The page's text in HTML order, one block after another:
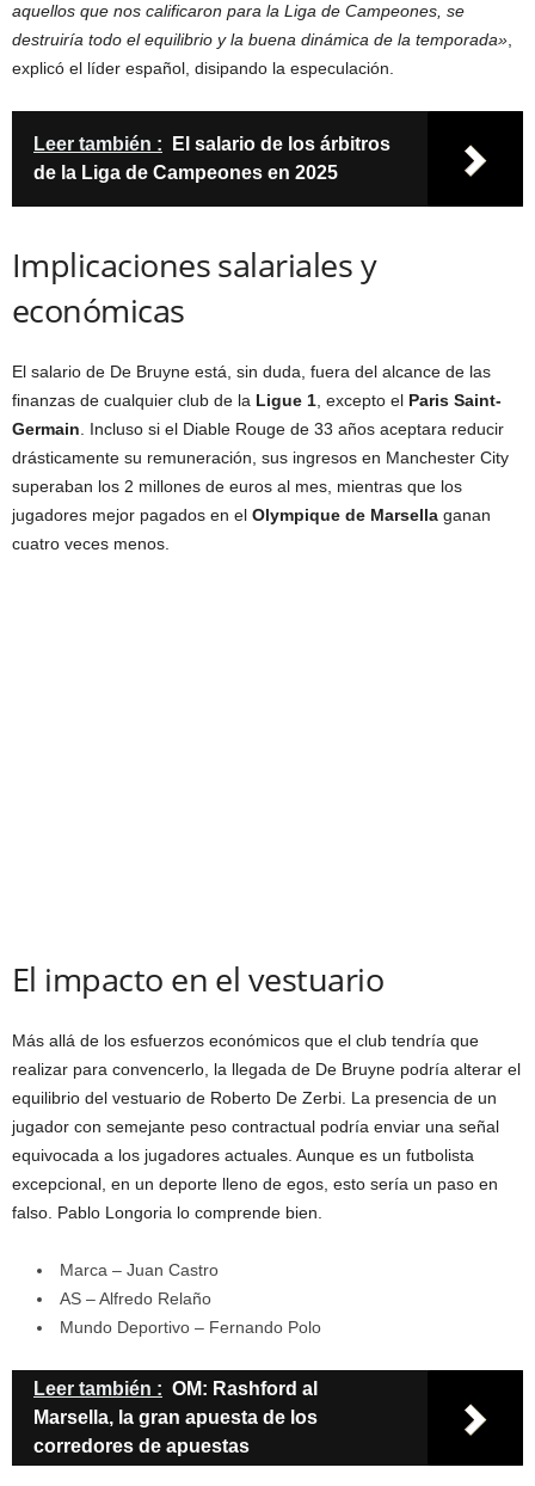
aquellos que nos calificaron para la Liga de Campeones, se
destruiría todo el equilibrio y la buena dinámica de la temporada»,
explicó el líder español, disipando la especulación.
Leer también :
El salario de los árbitros
de la Liga de Campeones en 2025
Implicaciones salariales y
económicas
El salario de De Bruyne está, sin duda, fuera del alcance de las
finanzas de cualquier club de la Ligue 1, excepto el Paris Saint-
Germain. Incluso si el Diable Rouge de 33 años aceptara reducir
drásticamente su remuneración, sus ingresos en Manchester City
superaban los 2 millones de euros al mes, mientras que los
jugadores mejor pagados en el Olympique de Marsella ganan
cuatro veces menos.
El impacto en el vestuario
Más allá de los esfuerzos económicos que el club tendría que
realizar para convencerlo, la llegada de De Bruyne podría alterar el
equilibrio del vestuario de Roberto De Zerbi. La presencia de un
jugador con semejante peso contractual podría enviar una señal
equivocada a los jugadores actuales. Aunque es un futbolista
excepcional, en un deporte lleno de egos, esto sería un paso en
falso. Pablo Longoria lo comprende bien.
Marca – Juan Castro
AS – Alfredo Relaño
Mundo Deportivo – Fernando Polo
Leer también : OM: Rashford al
Marsella, la gran apuesta de los
corredores de apuestas